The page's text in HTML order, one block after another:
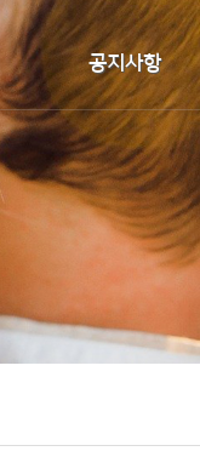
공지사항
공지사항
FAQ